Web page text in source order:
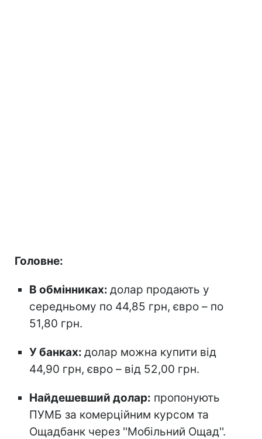
Головне:
В обмінниках: долар продають у
середньому по 44,85 грн, євро – по
51,80 грн.
У банках: долар можна купити від
44,90 грн, євро – від 52,00 грн.
Найдешевший долар: пропонують
ПУМБ за комерційним курсом та
Ощадбанк через ''Мобільний Ощад''.